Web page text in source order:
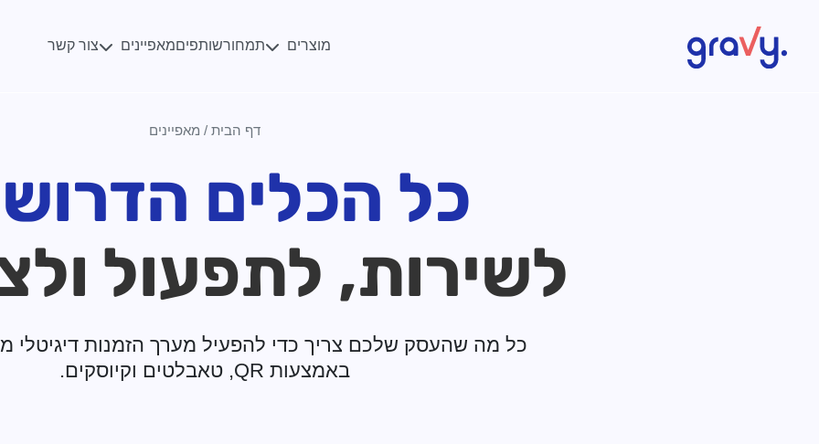
מוצרים תמחורשותפיםמאפיינים צור קשר
דף הבית / מאפיינים
כל הכלים
לשירות, לתפעול
כל מה שהעסק שלכם צריך כדי להפעיל מערך הזמנות דיגיטלי
באמצעות QR, טאבלטים וקיוסקים.